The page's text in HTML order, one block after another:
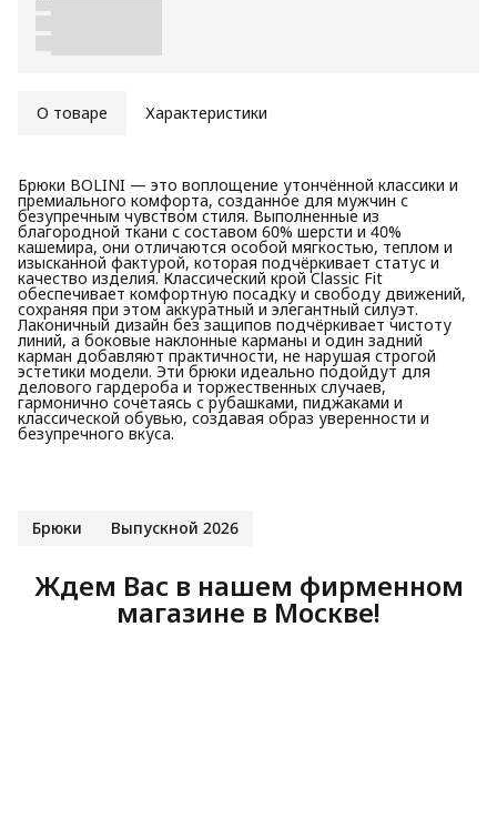
О товаре Характеристики
Брюки BOLINI — это воплощение утончённой классики и
премиального комфорта, созданное для мужчин с
безупречным чувством стиля. Выполненные из
благородной ткани с составом 60% шерсти и 40%
кашемира, они отличаются особой мягкостью, теплом и
изысканной фактурой, которая подчёркивает статус и
качество изделия. Классический крой Classic Fit
обеспечивает комфортную посадку и свободу движений,
сохраняя при этом аккуратный и элегантный силуэт.
Лаконичный дизайн без защипов подчёркивает чистоту
линий, а боковые наклонные карманы и один задний
карман добавляют практичности, не нарушая строгой
эстетики модели. Эти брюки идеально подойдут для
делового гардероба и торжественных случаев,
гармонично сочетаясь с рубашками, пиджаками и
классической обувью, создавая образ уверенности и
безупречного вкуса.
Брюки Выпускной 2026
Ждем Вас в нашем фирменном
магазине в Москве!